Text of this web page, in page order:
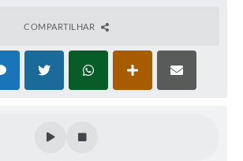
COMPARTILHAR